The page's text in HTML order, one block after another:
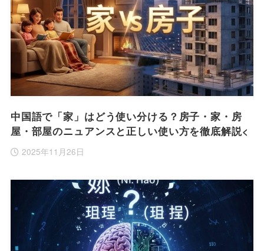
中国語で「家」はどう使い分ける？房子・家・房
屋・部屋のニュアンスと正しい使い方を徹底解説<
2025年11月26日